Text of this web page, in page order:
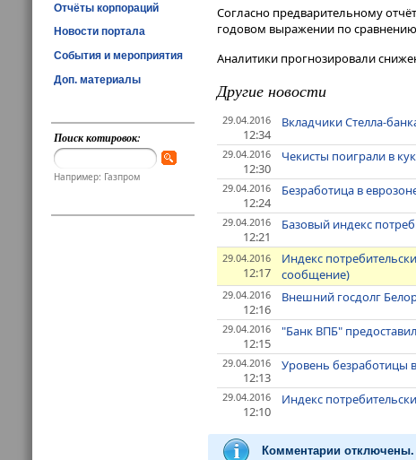
Отчёты корпораций
Новости портала
События и мероприятия
Доп. материалы
Поиск котировок:
Например: Газпром
Согласно предварительному
годовом выражении по
Аналитики прогнозировали
Другие новости
29.04.2016
12:34
Вкладчики Стелла-
29.04.2016
12:30
Чекисты поиграли в
29.04.2016
12:24
Безработица в
29.04.2016
12:21
Базовый индекс
29.04.2016
12:17
Индекс
сообщение)
29.04.2016
12:16
Внешний госдолг
29.04.2016
12:15
"Банк ВПБ"
29.04.2016
12:13
Уровень безработицы
29.04.2016
12:10
Индекс
Комментарии отключены.